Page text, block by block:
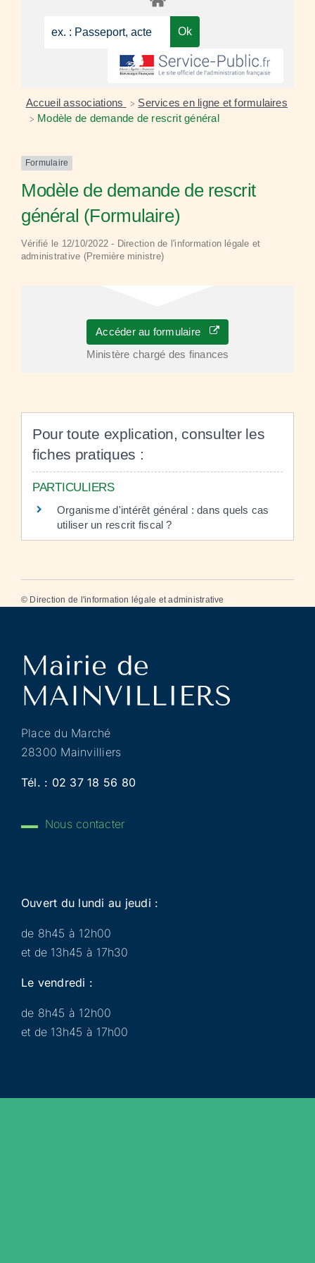
Accueil associations > Services en ligne et formulaires
> Modèle de demande de rescrit général
Formulaire
Modèle de demande de rescrit
général (Formulaire)
Vérifié le 12/10/2022 - Direction de l'information légale et
administrative (Première ministre)
Accéder au formulaire
Ministère chargé des finances
Pour toute explication, consulter les
fiches pratiques :
PARTICULIERS
Organisme d'intérêt général : dans quels cas
utiliser un rescrit fiscal ?
© Direction de l'information légale et administrative
Place du Marché
28300 Mainvilliers
Tél. : 02 37 18 56 80
Nous contacter
Ouvert du lundi au jeudi :
de 8h45 à 12h00
et de 13h45 à 17h30
Le vendredi :
de 8h45 à 12h00
et de 13h45 à 17h00